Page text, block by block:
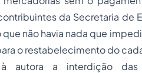
da Secretaria de
não havia nada que
o restabelecimento do
autora a interdição das